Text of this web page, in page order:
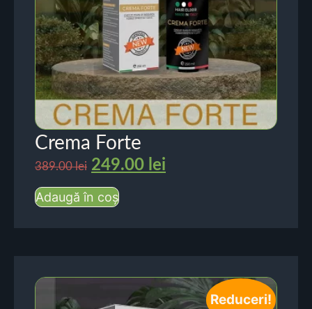
Crema Forte
389.00lei 249.00 lei
Adaugă în coș
Reduceri!